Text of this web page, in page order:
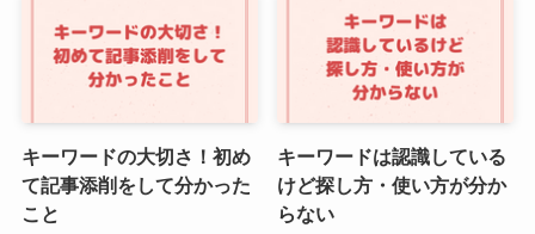
キーワードの大切さ！初め
て記事添削をして分かった
こと
キーワードは認識している
けど探し方・使い方が分か
らない